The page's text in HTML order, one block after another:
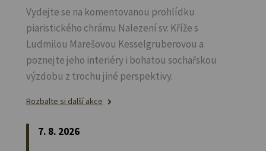
Vydejte se na komentovanou prohlídku
piaristického chrámu Nalezení sv. Kříže s
Ludmilou Marešovou Kesselgruberovou a
poznejte jeho interiéry i bohatou sochařskou
výzdobu z trochu jiné perspektivy.
Rozbalte si další akce
7. 8. 2026